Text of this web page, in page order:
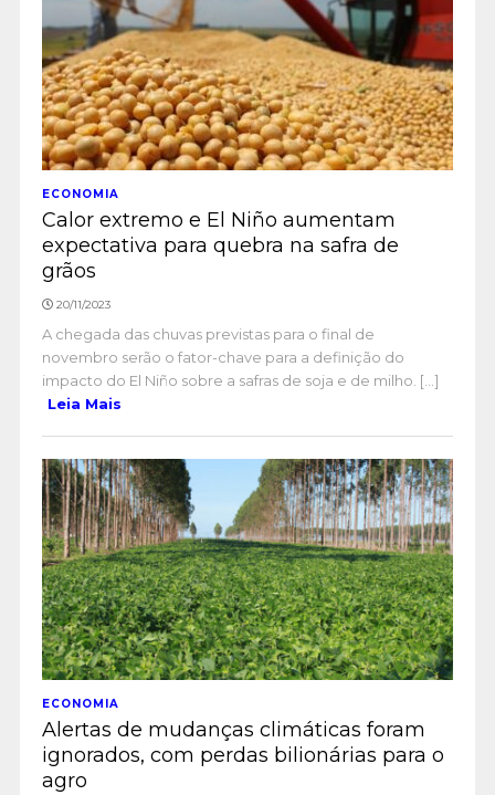
ECONOMIA
Calor extremo e El Niño aumentam
expectativa para quebra na safra de
grãos
20/11/2023
A chegada das chuvas previstas para o final de
novembro serão o fator-chave para a definição do
impacto do El Niño sobre a safras de soja e de milho. [...]
Leia Mais
ECONOMIA
Alertas de mudanças climáticas foram
ignorados, com perdas bilionárias para o
agro